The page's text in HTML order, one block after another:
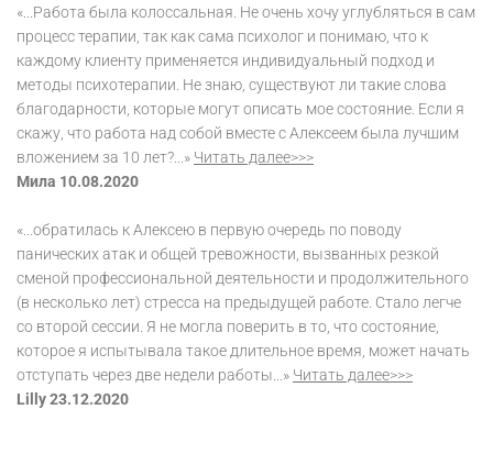
«...Работа была колоссальная. Не очень хочу углубляться в сам
процесс терапии, так как сама психолог и понимаю, что к
каждому клиенту применяется индивидуальный подход и
методы психотерапии. Не знаю, существуют ли такие слова
благодарности, которые могут описать мое состояние. Если я
скажу, что работа над собой вместе с Алексеем была лучшим
вложением за 10 лет?...» Читать далее>>>
Мила 10.08.2020
«...обратилась к Алексею в первую очередь по поводу
панических атак и общей тревожности, вызванных резкой
сменой профессиональной деятельности и продолжительного
(в несколько лет) стресса на предыдущей работе. Стало легче
со второй сессии. Я не могла поверить в то, что состояние,
которое я испытывала такое длительное время, может начать
отступать через две недели работы...» Читать далее>>>
Lilly 23.12.2020